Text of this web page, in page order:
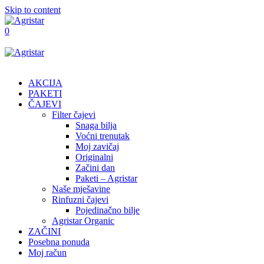
Skip to content
0
AKCIJA
PAKETI
ČAJEVI
Filter čajevi
Snaga bilja
Voćni trenutak
Moj zavičaj
Originalni
Začini dan
Paketi – Agristar
Naše mješavine
Rinfuzni čajevi
Pojedinačno bilje
Agristar Organic
ZAČINI
Posebna ponuda
Moj račun